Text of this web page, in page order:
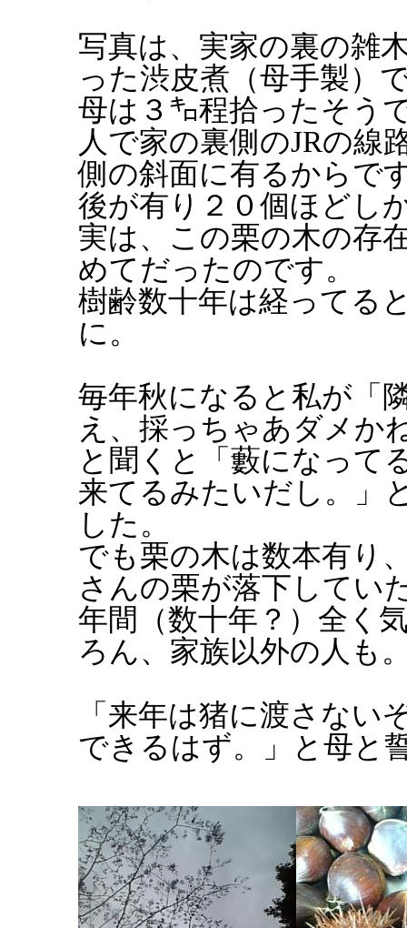
写真は、実家の裏の雑
った渋皮煮（母手製）
母は３㌔程拾ったそう
人で家の裏側のJRの線
側の斜面に有るからで
後が有り２０個ほどし
実は、この栗の木の存
めてだったのです。
樹齢数十年は経ってる
に。
毎年秋になると私が「
え、採っちゃあダメか
と聞くと「藪になって
来てるみたいだし。」
した。
でも栗の木は数本有り
さんの栗が落下してい
年間（数十年？）全く
ろん、家族以外の人も
「来年は猪に渡さない
できるはず。」と母と